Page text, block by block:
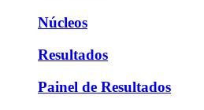
Núcleos
Resultados
Painel de Resultados